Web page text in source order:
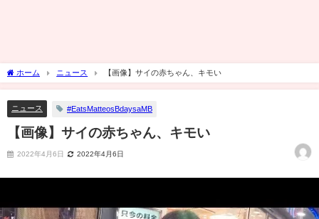
ホーム ニュース 【画像】サイの赤ちゃん、キモい
ニュース #EatsMatteosBdaysaMB
【画像】サイの赤ちゃん、キモい
2022年4月6日 2022年4月6日